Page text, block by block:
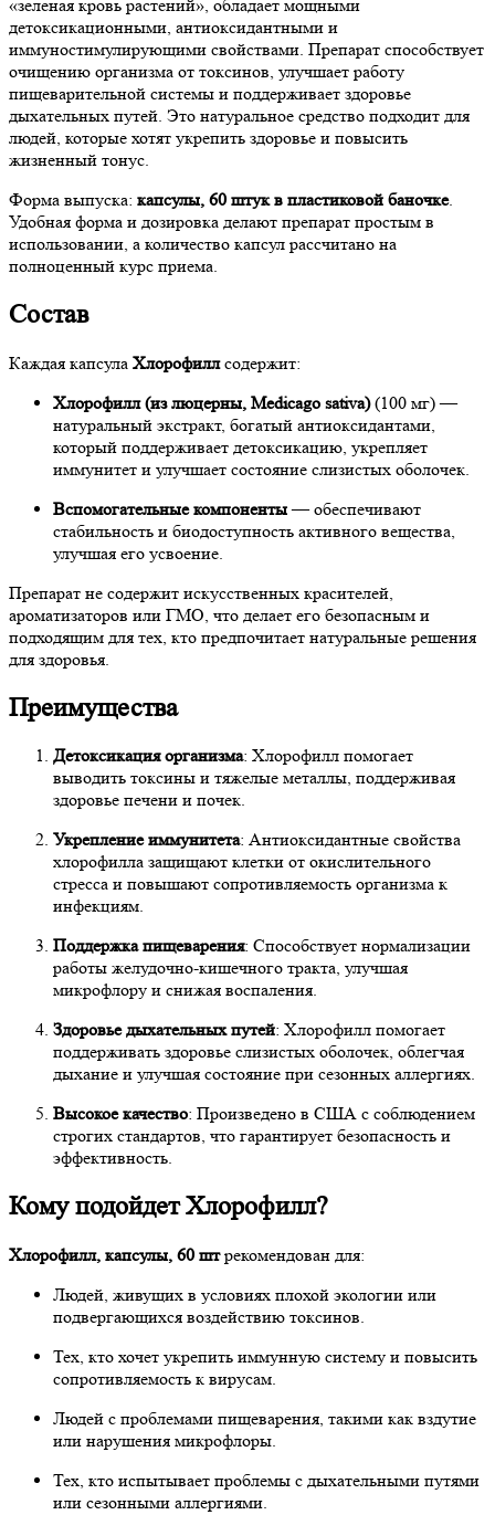
«зеленая кровь растений», обладает мощными
детоксикационными, антиоксидантными и
иммуностимулирующими свойствами. Препарат способствует
очищению организма от токсинов, улучшает работу
пищеварительной системы и поддерживает здоровье
дыхательных путей. Это натуральное средство подходит для
людей, которые хотят укрепить здоровье и повысить
жизненный тонус.
Форма выпуска: капсулы, 60 штук в пластиковой баночке.
Удобная форма и дозировка делают препарат простым в
использовании, а количество капсул рассчитано на
полноценный курс приема.
Состав
Каждая капсула Хлорофиллсодержит:
Хлорофилл (из люцерны, Medicago sativa)(100 мг) —
натуральный экстракт, богатый антиоксидантами,
который поддерживает детоксикацию, укрепляет
иммунитет и улучшает состояние слизистых оболочек.
Вспомогательные компоненты— обеспечивают
стабильность и биодоступность активного вещества,
улучшая его усвоение.
Препарат не содержит искусственных красителей,
ароматизаторов или ГМО, что делает его безопасным и
подходящим для тех, кто предпочитает натуральные решения
для здоровья.
Преимущества
Детоксикация организма: Хлорофилл помогает
выводить токсины и тяжелые металлы, поддерживая
здоровье печени и почек.
Укрепление иммунитета: Антиоксидантные свойства
хлорофилла защищают клетки от окислительного
стресса и повышают сопротивляемость организма к
инфекциям.
Поддержка пищеварения: Способствует нормализации
работы желудочно-кишечного тракта, улучшая
микрофлору и снижая воспаления.
Здоровье дыхательных путей: Хлорофилл помогает
поддерживать здоровье слизистых оболочек, облегчая
дыхание и улучшая состояние при сезонных аллергиях.
Высокое качество: Произведено в США с соблюдением
строгих стандартов, что гарантирует безопасность и
эффективность.
Кому подойдет Хлорофилл?
Хлорофилл, капсулы, 60 штрекомендован для:
Людей, живущих в условиях плохой экологии или
подвергающихся воздействию токсинов.
Тех, кто хочет укрепить иммунную систему и повысить
сопротивляемость к вирусам.
Людей с проблемами пищеварения, такими как вздутие
или нарушения микрофлоры.
Тех, кто испытывает проблемы с дыхательными путями
или сезонными аллергиями.